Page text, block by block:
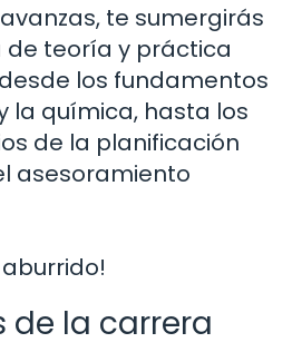
te sumergirás
de teoría y práctica
los fundamentos
la química, hasta los
de la planificación
asesoramiento
aburrido!
de la carrera